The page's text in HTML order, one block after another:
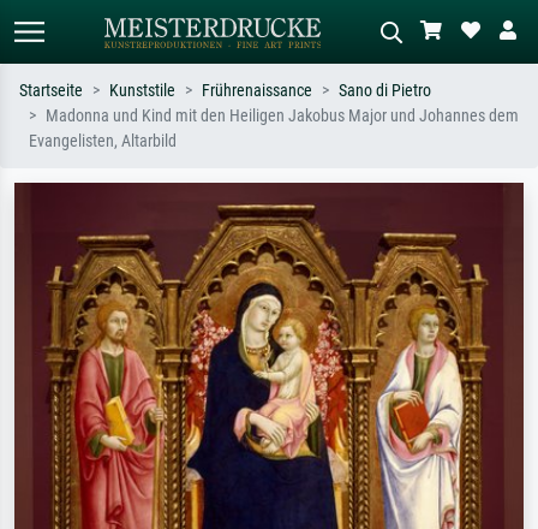
Standardsuche
Sternennacht, Impressionismus, Welle
Hokusai, Akt.
Wiese, Abstrakt mit viel Rot, Dunkles
Ölgemälde, Stehender Akt neben einem
Baum.
Startseite Kunststile Frührenaissance
Sano di Pietro
Madonna und Kind mit den Heiligen Jakobus Major und Johannes dem
Evangelisten, Altarbild